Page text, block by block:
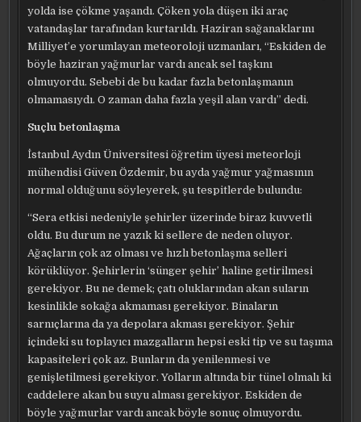
yolda ise çökme yaşandı. Çöken yola düşen iki araç
vatandaşlar tarafından kurtarıldı. Haziran sağanaklarını
Milliyet’e yorumlayan meteoroloji uzmanları, “Eskiden de
böyle haziran yağmurlar vardı ancak sel taşkını
olmuyordu. Sebebi de bu kadar fazla betonlaşmanın
olmamasıydı. O zaman daha fazla yeşil alan vardı” dedi.
Suçlu betonlaşma
İstanbul Aydın Üniversitesi öğretim üyesi meteorloji
mühendisi Güven Özdemir, bu ayda yağmur yağmasının
normal olduğunu söyleyerek, şu tespitlerde bulundu:
“Sera etkisi nedeniyle şehirler üzerinde biraz kuvvetli
oldu. Bu durum ne yazık ki sellere de neden oluyor.
Ağaçların çok az olması ve hızlı betonlaşma selleri
körüklüyor. Şehirlerin ‘sünger şehir’ haline getirilmesi
gerekiyor. Bu ne demek; çatı oluklarından akan suların
kesinlikle sokağa akmaması gerekiyor. Binaların
sarnıçlarına da ya depolara akması gerekiyor. Şehir
içindeki su toplayıcı mazgalların hepsi eski tip ve su taşıma
kapasiteleri çok az. Bunların da yenilenmesi ve
genişletilmesi gerekiyor. Yolların altında bir tünel olmalı ki
caddelere akan bu suyu alması gerekiyor. Eskiden de
böyle yağmurlar vardı ancak böyle sonuç olmuyordu.